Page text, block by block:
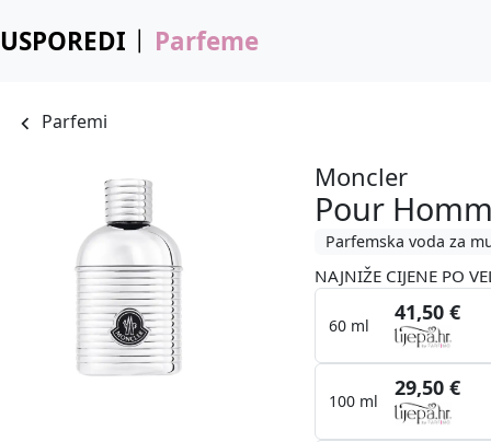
USPOREDI Parfeme
Parfemi
Moncler
Pour
Parfemska voda za
NAJNIŽE CIJENE PO
60 ml
41,50 €
100 ml
29,50 €